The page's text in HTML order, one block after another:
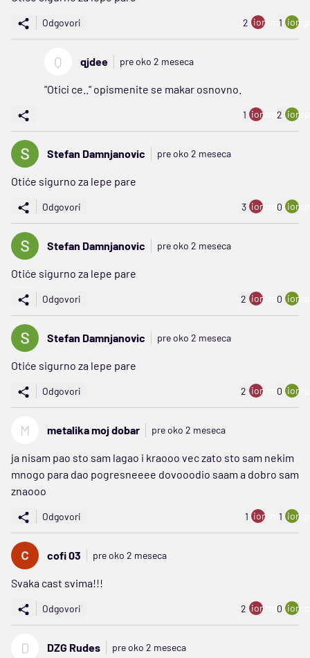
Odgovori 2 ion:minus
1
Q qjdee pre oko 2 meseca
"Otici ce.." opismenite se makar osnovno.
1 ion:minus
2
Stefan Damnjanovic pre oko 2 meseca
Otiće sigurno za lepe pare
Odgovori 3 ion:minus
0
Stefan Damnjanovic pre oko 2 meseca
Otiće sigurno za lepe pare
Odgovori 2 ion:minus
0
Stefan Damnjanovic pre oko 2 meseca
Otiće sigurno za lepe pare
Odgovori 2 ion:minus
0
M metalika moj dobar pre oko 2 meseca
ja nisam pao sto sam lagao i kraooo vec zato sto sam nekim
mnogo para dao pogresneeee dovooodio saam a dobro sam
znaooo
Odgovori 1 ion:minus
1
cofi 03 pre oko 2 meseca
Svaka cast svima!!!
Odgovori 2 ion:minus
0
D DZG Rudes pre oko 2 meseca